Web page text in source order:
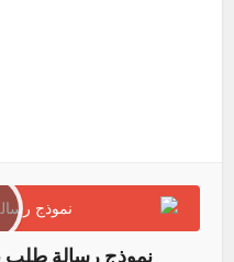
نموذج رسالة طلب